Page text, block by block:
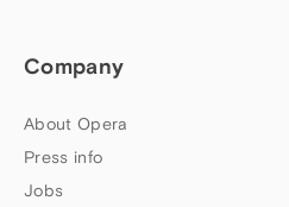
Company
About Opera
Press info
Jobs